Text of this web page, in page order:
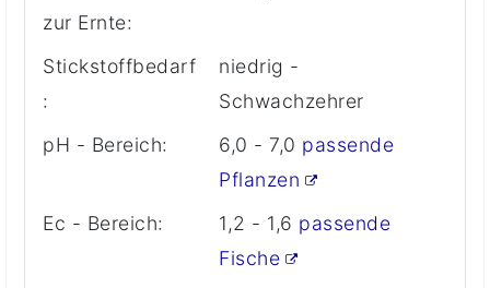
zur Ernte:
Stickstoffbedarf
:
niedrig -
Schwachzehrer
pH - Bereich:
6,0 - 7,0 passende
Pflanzen
Ec - Bereich:
1,2 - 1,6 passende
Fische